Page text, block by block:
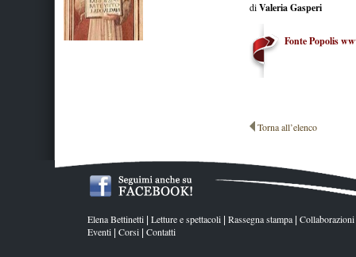
diValeria Gasperi
Fonte Popolis
Torna all’elenco
Elena Bettinetti Letture e spettacoli Rassegna stampa| Collaborazioni
Eventi Corsi Contatti